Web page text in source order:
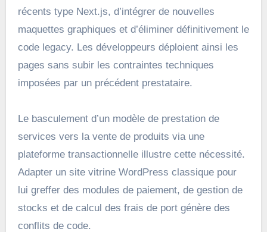
récents type Next.js, d’intégrer de nouvelles
maquettes graphiques et d’éliminer définitivement le
code legacy. Les développeurs déploient ainsi les
pages sans subir les contraintes techniques
imposées par un précédent prestataire.
Le basculement d’un modèle de prestation de
services vers la vente de produits via une
plateforme transactionnelle illustre cette nécessité.
Adapter un site vitrine WordPress classique pour
lui greffer des modules de paiement, de gestion de
stocks et de calcul des frais de port génère des
conflits de code.